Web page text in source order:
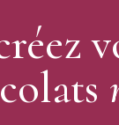
: 214 x 106 mm
Choc